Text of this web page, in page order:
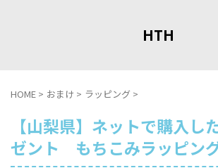
HTH
HOME > おまけ > ラッピング >
【山梨県】ネットで購入
ゼント もちこみラッピン